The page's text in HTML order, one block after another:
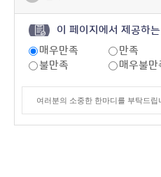
이 페이지에서 제공하
매우만족
만족
불만족
매우불만